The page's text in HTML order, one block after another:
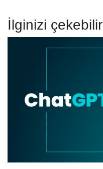
İlginizi çekebilir